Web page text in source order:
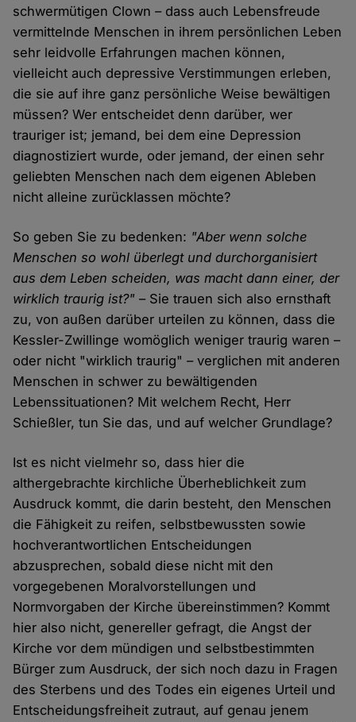
schwermütigen Clown – dass auch Lebensfreude
vermittelnde Menschen in ihrem persönlichen Leben
sehr leidvolle Erfahrungen machen können,
vielleicht auch depressive Verstimmungen erleben,
die sie auf ihre ganz persönliche Weise bewältigen
müssen? Wer entscheidet denn darüber, wer
trauriger ist; jemand, bei dem eine Depression
diagnostiziert wurde, oder jemand, der einen sehr
geliebten Menschen nach dem eigenen Ableben
nicht alleine zurücklassen möchte?
So geben Sie zu bedenken: "Aber wenn solche
Menschen so wohl überlegt und durchorganisiert
aus dem Leben scheiden, was macht dann einer, der
wirklich traurig ist?" – Sie trauen sich also ernsthaft
zu, von außen darüber urteilen zu können, dass die
Kessler-Zwillinge womöglich weniger traurig waren –
oder nicht "wirklich traurig" – verglichen mit anderen
Menschen in schwer zu bewältigenden
Lebenssituationen? Mit welchem Recht, Herr
Schießler, tun Sie das, und auf welcher Grundlage?
Ist es nicht vielmehr so, dass hier die
althergebrachte kirchliche Überheblichkeit zum
Ausdruck kommt, die darin besteht, den Menschen
die Fähigkeit zu reifen, selbstbewussten sowie
hochverantwortlichen Entscheidungen
abzusprechen, sobald diese nicht mit den
vorgegebenen Moralvorstellungen und
Normvorgaben der Kirche übereinstimmen? Kommt
hier also nicht, genereller gefragt, die Angst der
Kirche vor dem mündigen und selbstbestimmten
Bürger zum Ausdruck, der sich noch dazu in Fragen
des Sterbens und des Todes ein eigenes Urteil und
Entscheidungsfreiheit zutraut, auf genau jenem